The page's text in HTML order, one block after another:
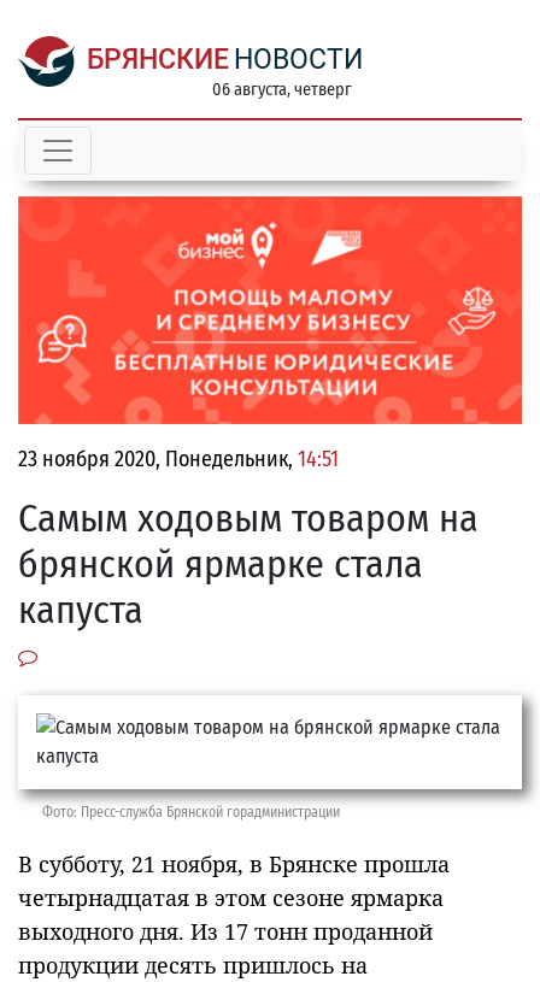
БРЯНСКИЕ НОВОСТИ
06 августа, четверг
23 ноября 2020, Понедельник, 14:51
Самым ходовым товаром на
брянской ярмарке стала
капуста
Фото: Пресс-служба Брянской горадминистрации
В субботу, 21 ноября, в Брянске прошла
четырнадцатая в этом сезоне ярмарка
выходного дня. Из 17 тонн проданной
продукции десять пришлось на